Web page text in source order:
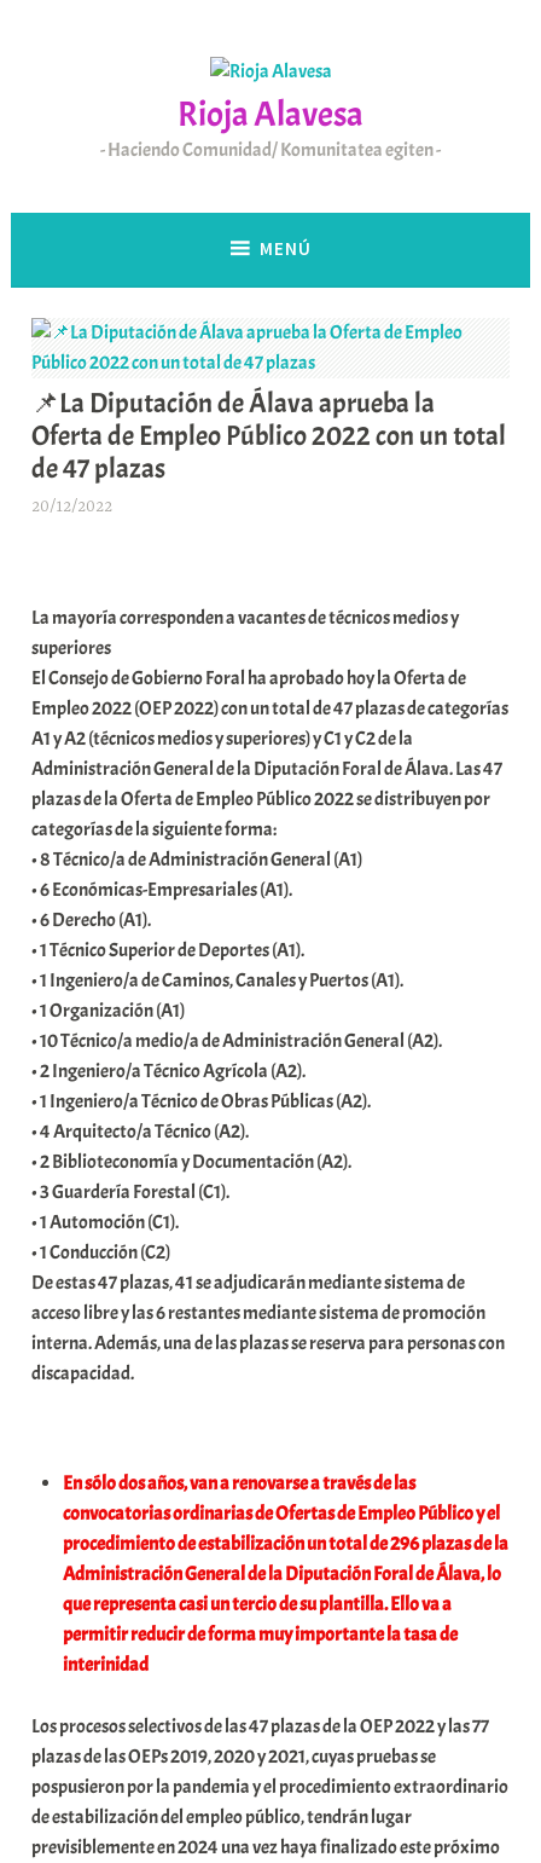
Rioja Alavesa
Haciendo Comunidad/ Komunitatea egiten
MENÚ
📌La Diputación de Álava aprueba la
Oferta de Empleo Público 2022 con un total
de 47 plazas
20/12/2022
a
E
r
r
i
o
x
a
K
o
m
u
n
i
t
a
t
e
a
La mayoría corresponden a vacantes de técnicos medios y
superiores
El Consejo de Gobierno Foral ha aprobado hoy la Oferta de
Empleo 2022 (OEP 2022) con un total de 47 plazas de categorías
A1 y A2 (técnicos medios y superiores) y C1 y C2 de la
Administración General de la Diputación Foral de Álava. Las 47
plazas de la Oferta de Empleo Público 2022 se distribuyen por
categorías de la siguiente forma:
• 8 Técnico/a de Administración General (A1)
• 6 Económicas-Empresariales (A1).
• 6 Derecho (A1).
• 1 Técnico Superior de Deportes (A1).
• 1 Ingeniero/a de Caminos, Canales y Puertos (A1).
• 1 Organización (A1)
• 10 Técnico/a medio/a de Administración General (A2).
• 2 Ingeniero/a Técnico Agrícola (A2).
• 1 Ingeniero/a Técnico de Obras Públicas (A2).
• 4 Arquitecto/a Técnico (A2).
• 2 Biblioteconomía y Documentación (A2).
• 3 Guardería Forestal (C1).
• 1 Automoción (C1).
• 1 Conducción (C2)
De estas 47 plazas, 41 se adjudicarán mediante sistema de
acceso libre y las 6 restantes mediante sistema de promoción
interna. Además, una de las plazas se reserva para personas con
discapacidad.
En sólo dos años, van a renovarse a través de las
convocatorias ordinarias de Ofertas de Empleo Público y el
procedimiento de estabilización un total de 296 plazas de la
Administración General de la Diputación Foral de Álava, lo
que representa casi un tercio de su plantilla. Ello va a
permitir reducir de forma muy importante la tasa de
interinidad
Los procesos selectivos de las 47 plazas de la OEP 2022 y las 77
plazas de las OEPs 2019, 2020 y 2021, cuyas pruebas se
pospusieron por la pandemia y el procedimiento extraordinario
de estabilización del empleo público, tendrán lugar
previsiblemente en 2024 una vez haya finalizado este próximo